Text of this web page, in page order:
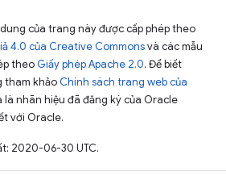
của trang này được cấp phép theo
4.0 của Creative Commonsvà các mẫu
theo Giấy phép Apache 2.0. Để biết
tham khảo Chính sách trang web của
là nhãn hiệu đã đăng ký của Oracle
với Oracle.
2020-06-30 UTC.